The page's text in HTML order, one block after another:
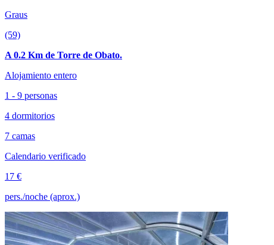
Graus
(59)
A 0.2 Km de Torre de Obato.
Alojamiento entero
1 - 9 personas
4 dormitorios
7 camas
Calendario verificado
17 €
pers./noche (aprox.)